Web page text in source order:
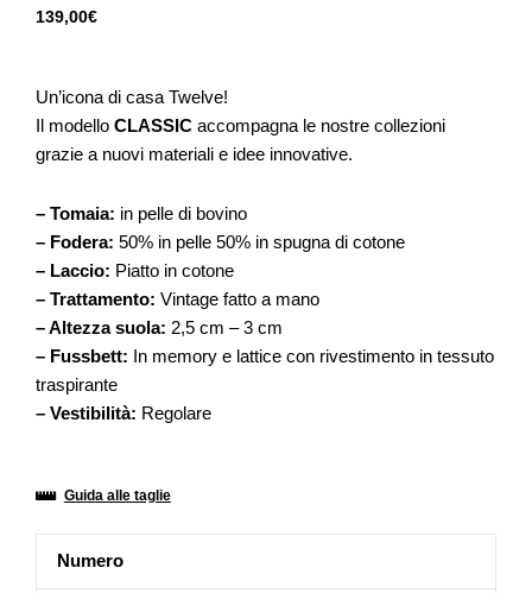
139,00€
Un’icona di casa Twelve!
Il modello CLASSIC accompagna le nostre collezioni
grazie a nuovi materiali e idee innovative.
– Tomaia: in pelle di bovino
– Fodera: 50% in pelle 50% in spugna di cotone
– Laccio: Piatto in cotone
– Trattamento: Vintage fatto a mano
–Altezza suola: 2,5 cm – 3 cm
– Fussbett:
n memory e lattice con rivestimento in tessuto
traspirante
– Vestibilità: Regolare
Guida alle taglie
Numero